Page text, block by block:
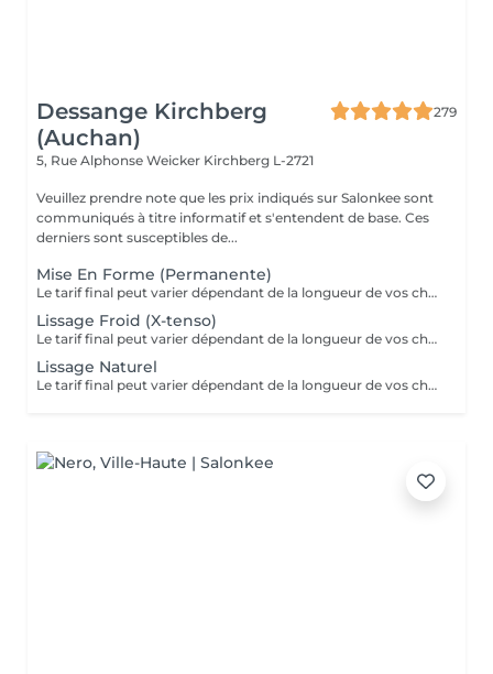
Dessange Kirchberg
(Auchan)
279
5, Rue Alphonse Weicker Kirchberg L-2721
Veuillez prendre note que les prix indiqués sur Salonkee sont
communiqués à titre informatif et s'entendent de base. Ces
derniers sont susceptibles de...
Mise En Forme (Permanente)
Le tarif final peut varier dépendant de la longueur de vos cheveux ainsi que des soins et produits utilisés.
Lissage Froid (X-tenso)
Le tarif final peut varier dépendant de la longueur de vos cheveux ainsi que des soins et produits utilisés.
Lissage Naturel
Le tarif final peut varier dépendant de la longueur de vos cheveux ainsi que des soins et produits utilisés.